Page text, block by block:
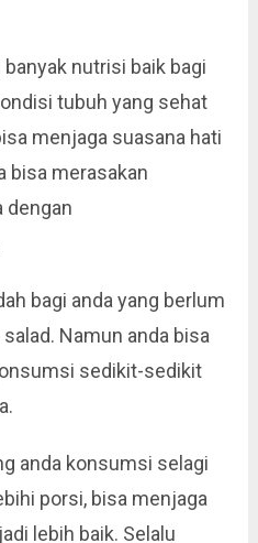
nutrisi baik bagi
tubuh yang sehat
menjaga suasana hati
bisa merasakan
dengan
bagi anda yang berlum
Namun anda bisa
sedikit-sedikit
anda konsumsi selagi
porsi, bisa menjaga
lebih baik. Selalu